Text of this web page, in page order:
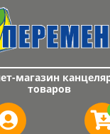
магазин
товаров